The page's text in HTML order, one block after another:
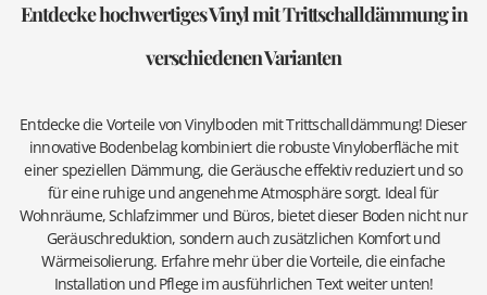
Entdecke hochwertiges Vinyl mit Trittschalldämmung in
verschiedenen Varianten
Entdecke die Vorteile von Vinylboden mit Trittschalldämmung! Dieser
innovative Bodenbelag kombiniert die robuste Vinyloberfläche mit
einer speziellen Dämmung, die Geräusche effektiv reduziert und so
für eine ruhige und angenehme Atmosphäre sorgt. Ideal für
Wohnräume, Schlafzimmer und Büros, bietet dieser Boden nicht nur
Geräuschreduktion, sondern auch zusätzlichen Komfort und
Wärmeisolierung. Erfahre mehr über die Vorteile, die einfache
Installation und Pflege im ausführlichen Text weiter unten!